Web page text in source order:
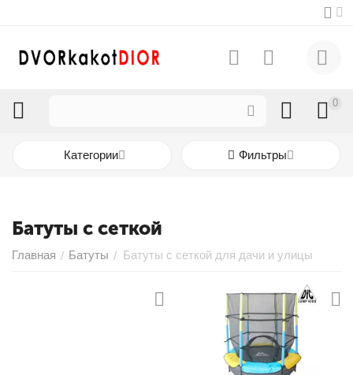
0
Категории Фильтры
Батуты с сеткой
Главная / Батуты / Батуты с сеткой для дачи и улицы